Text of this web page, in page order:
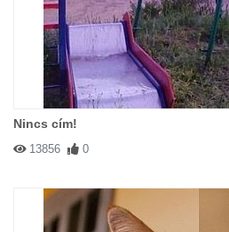
Nincs cím!
13856 0